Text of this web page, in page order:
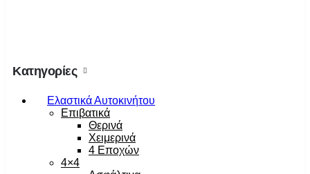
Κατηγορίες
Ελαστικά Αυτοκινήτου
Επιβατικά
Θερινά
Χειμερινά
4 Εποχών
4×4